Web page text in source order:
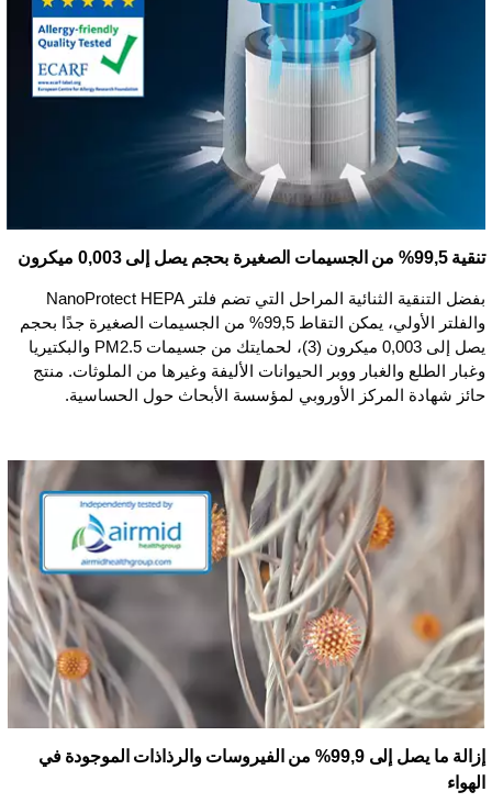
تنقية 99,5% من الجسيمات الصغيرة بحجم يصل إلى 0,003 ميكرون
بفضل التنقية الثنائية المراحل التي تضم فلتر NanoProtect HEPA
والفلتر الأولي، يمكن التقاط 99,5% من الجسيمات الصغيرة جدًا بحجم
يصل إلى 0,003 ميكرون (3)، لحمايتك من جسيمات PM2.5 والبكتيريا
وغبار الطلع والغبار ووبر الحيوانات الأليفة وغيرها من الملوثات. منتج
حائز شهادة المركز الأوروبي لمؤسسة الأبحاث حول الحساسية.
إزالة ما يصل إلى 99,9% من الفيروسات والرذاذات الموجودة في
الهواء